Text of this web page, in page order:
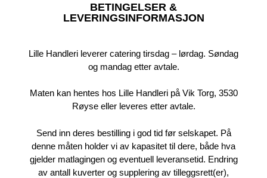
BETINGELSER &
LEVERINGSINFORMASJON
Lille Handleri leverer catering tirsdag – lørdag. Søndag
og mandag etter avtale.
Maten kan hentes hos Lille Handleri på Vik Torg, 3530
Røyse eller leveres etter avtale.
Send inn deres bestilling i god tid før selskapet. På
denne måten holder vi av kapasitet til dere, både hva
gjelder matlagingen og eventuell leveransetid. Endring
av antall kuverter og supplering av tilleggsrett(er),